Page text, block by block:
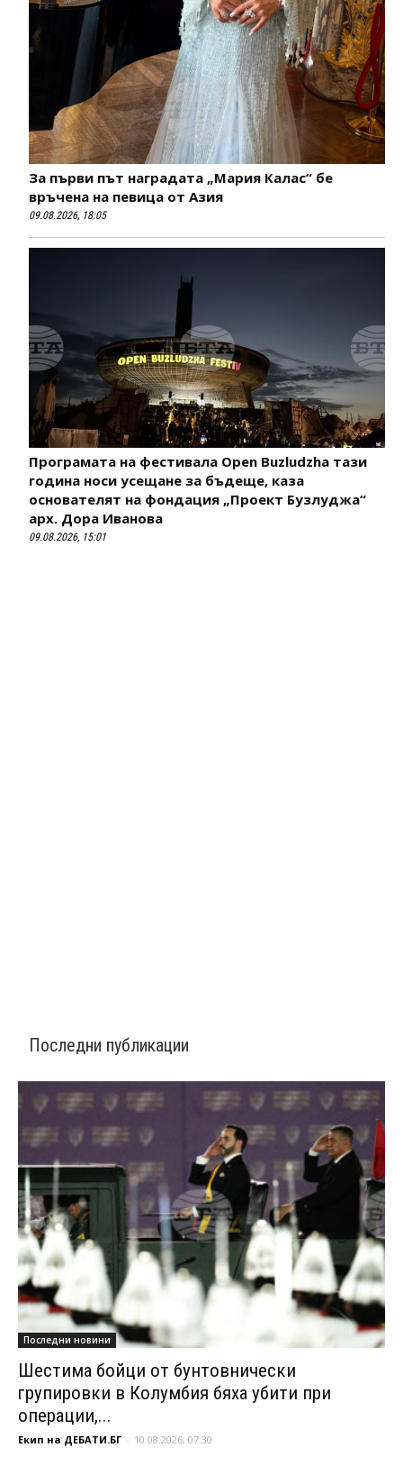
За първи път наградата „Мария Калас“ бе
връчена на певица от Азия
09.08.2026, 18:05
Програмата на фестивала Open Buzludzha тази
година носи усещане за бъдеще, каза
основателят на фондация „Проект Бузлуджа“
арх. Дора Иванова
09.08.2026, 15:01
Последни публикации
Последни новини
Шестима бойци от бунтовнически
групировки в Колумбия бяха убити при
операции,...
Екип на ДЕБАТИ.БГ - 10.08.2026, 07:30